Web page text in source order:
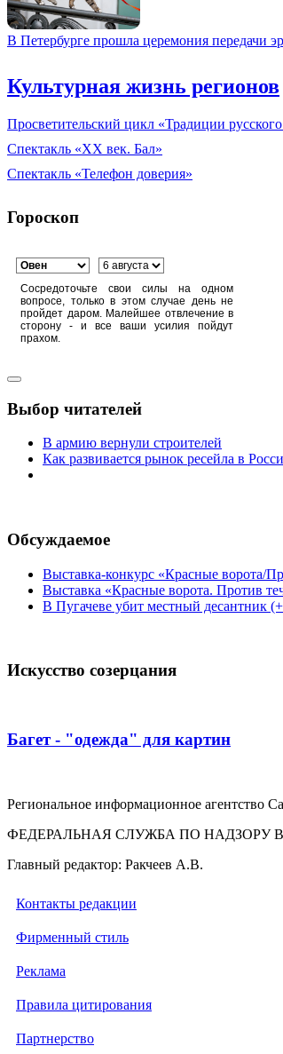
В Петербурге прошла церемония передачи
Культурная жизнь регионов
Просветительский цикл «Традиции
Спектакль «XX век. Бал»
Спектакль «Телефон доверия»
Гороскоп
Сосредоточьте свои силы на одном
вопросе, только в этом случае день не
пройдет даром. Малейшее отвлечение в
сторону - и все ваши усилия пойдут
прахом.
Выбор читателей
В армию вернули строителей
Как развивается рынок ресейла в
Обсуждаемое
Выставка-конкурс «Красные ворота/
Выставка «Красные ворота. Против
В Пугачеве убит местный десантник
Искусство созерцания
Багет - "одежда" для картин
Региональное информационное
ФЕДЕРАЛЬНАЯ СЛУЖБА ПО
Главный редактор: Ракчеев А.В.
Контакты редакции
Фирменный стиль
Реклама
Правила цитирования
Партнерство